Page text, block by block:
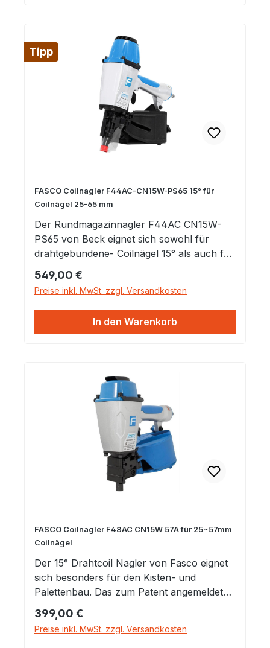
Beschlages werden schnell und sicher mit
der Spitze des Gerätes gefunden.
Eigenschaften: Leistungsstarker Anker-
Nagler Spezialnase für
Metallverbindungsplatten Einzelschuss
Tipp
FASCO Coilnagler F44AC-CN15W-PS65 15° für
Coilnägel 25-65 mm
Der Rundmagazinnagler F44AC CN15W-
PS65 von Beck eignet sich sowohl für
drahtgebundene- Coilnägel 15° als auch für
Gewicht von nur 2,40 kg und die optimale
Balance des Gerätes sorgen für eine
bequeme Handhabung. Die pneumatische
Zuführung und das Positionierungssystem
Einzelschuss- und Kontakt Auslösung
gewählt werden kann. Mit einem
Tiefenstellrad kann die Einschlagtiefe
werkzeuglos justiert werden. Außerdem
können Abdrücke im Holz mit einem
abnehmbaren Gummiaufsatz vermieden
werden.Anwendungsbereiche:-
Fassadenverkleiung- Zaunbau-
Regulärer Preis:
549,00 €
Preise inkl. MwSt. zzgl. Versandkosten
In den Warenkorb
FASCO Coilnagler F48AC CN15W 57A für 25~57mm
Coilnägel
Der 15° Drahtcoil Nagler von Fasco eignet
sich besonders für den Kisten- und
Palettenbau. Das zum Patent angemeldete
Ergonomie sowie Balance bei nur 2,9kg
Gerätegewicht sowie ein hochschlagfestes
Regulärer Preis:
399,00 €
Preise inkl. MwSt. zzgl. Versandkosten